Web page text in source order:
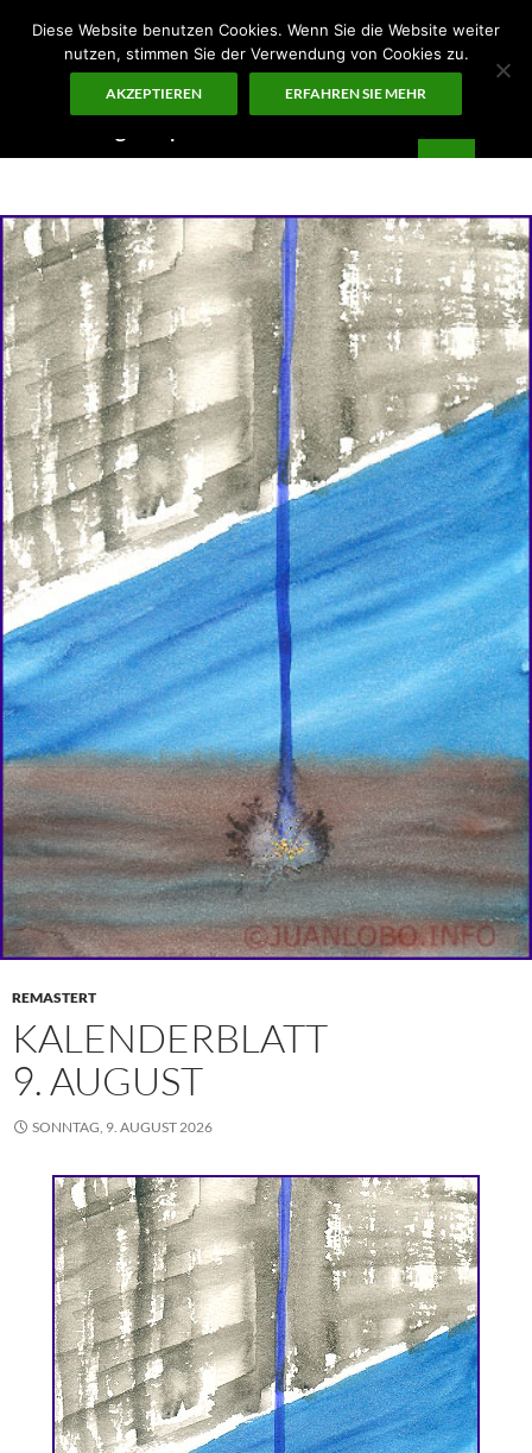
Inhalt
REMASTERT
KALENDERBLATT
9. AUGUST
SONNTAG, 9. AUGUST 2026
Diese Website benutzen Cookies. Wenn Sie die Website weiter
nutzen, stimmen Sie der Verwendung von Cookies zu.
AKZEPTIEREN ERFAHREN SIE MEHR